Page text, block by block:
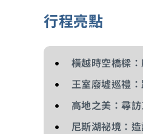
行程亮點
橫越時空橋樑
王室廢墟巡禮
高地之美：尋
尼斯湖祕境：